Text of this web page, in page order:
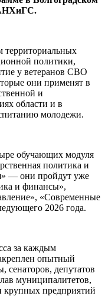
территориальных
политики,
у ветеранов СВО
они применят в
и
области и в
молодежи.
обучающих модуля
политика и
— они пройдут уже
и финансы»,
«Современные
2026 года.
за каждым
опытный
сенаторов, депутатов
муниципалитетов,
крупных предприятий